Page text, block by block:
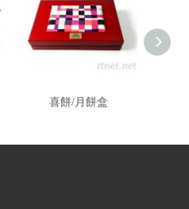
喜餅/月餅盒